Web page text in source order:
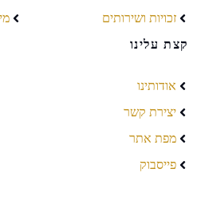
זכויות ושירותים
קצת עלינו
אודותינו
יצירת קשר
מפת אתר
פייסבוק